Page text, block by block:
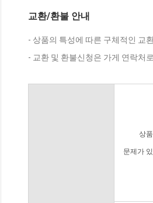
교환/환불 안내
- 상품의 특성에 따른 구체적인 교
- 교환 및 환불신청은 가게 연락처
상품
문제가